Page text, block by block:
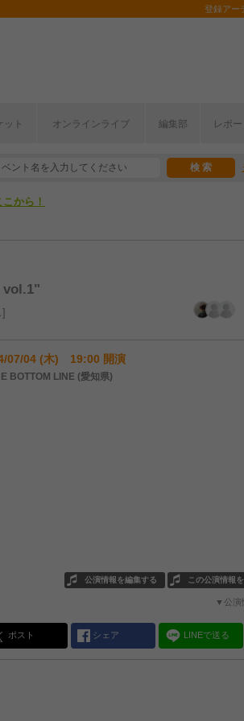
登録アー
ット オンラインライブ 編集部 レポー
半期編発表！
から！
vol.1"
07/04 (木) 19:00 開演
BOTTOM LINE (愛知県)
この公演情報
公演情報を編集する
▼公演
ポスト シェア LINEで送る